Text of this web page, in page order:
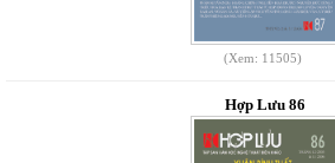
(Xem: 11505)
Hợp Lưu 86